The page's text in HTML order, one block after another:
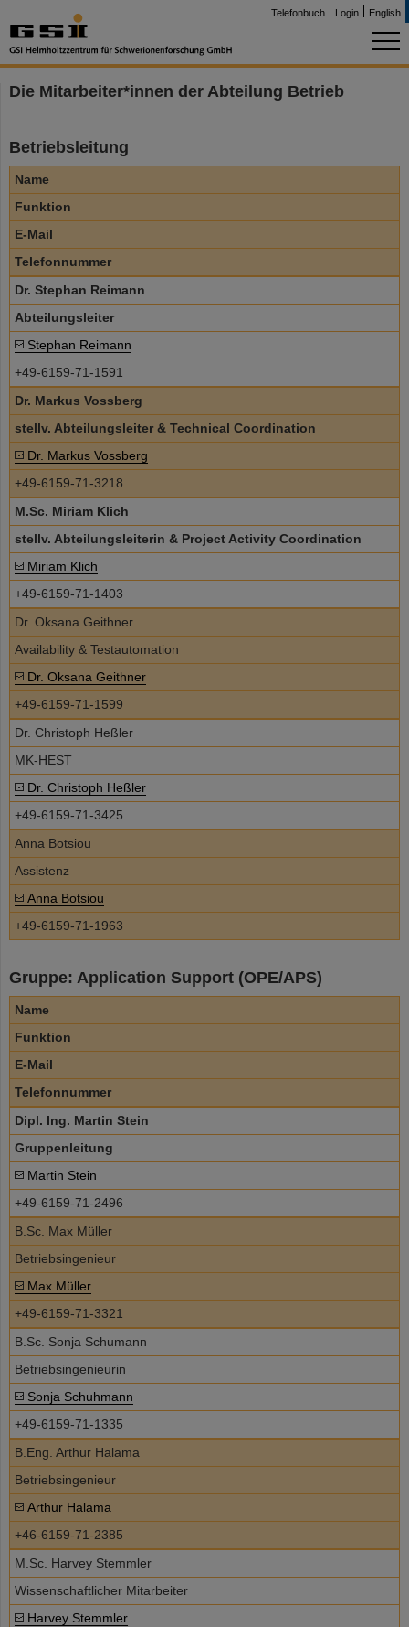
Telefonbuch Login English
Die Mitarbeiter*innen der Abteilung Betrieb
Betriebsleitung
Name
Funktion
E-Mail
Telefonnummer
Dr. Stephan Reimann
Abteilungsleiter
Stephan Reimann
+49-6159-71-1591
Dr. Markus Vossberg
stellv. Abteilungsleiter & Technical Coordination
Dr. Markus Vossberg
+49-6159-71-3218
M.Sc. Miriam Klich
stellv. Abteilungsleiterin & Project Activity Coordination
Miriam Klich
+49-6159-71-1403
Dr. Oksana Geithner
Availability & Testautomation
Dr. Oksana Geithner
+49-6159-71-1599
Dr. Christoph Heßler
MK-HEST
Dr. Christoph Heßler
+49-6159-71-3425
Anna Botsiou
Assistenz
Anna Botsiou
+49-6159-71-1963
Gruppe: Application Support (OPE/APS)
Name
Funktion
E-Mail
Telefonnummer
Dipl. Ing. Martin Stein
Gruppenleitung
Martin Stein
+49-6159-71-2496
B.Sc. Max Müller
Betriebsingenieur
Max Müller
+49-6159-71-3321
B.Sc. Sonja Schumann
Betriebsingenieurin
Sonja Schuhmann
+49-6159-71-1335
B.Eng. Arthur Halama
Betriebsingenieur
Arthur Halama
+46-6159-71-2385
M.Sc. Harvey Stemmler
Wissenschaftlicher Mitarbeiter
Harvey Stemmler